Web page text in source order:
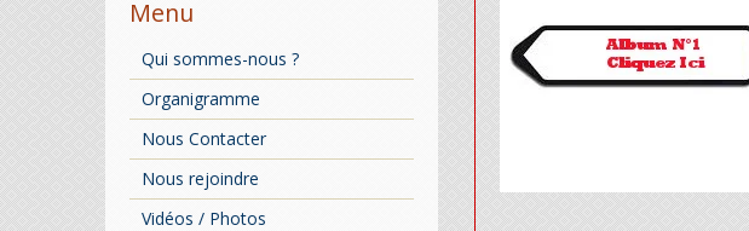
Menu
Qui sommes-nous ?
Organigramme
Nous Contacter
Nous rejoindre
Vidéos / Photos